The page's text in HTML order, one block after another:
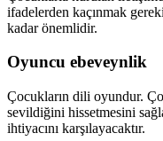
ifadelerden kaçınmak
kadar önemlidir.
Oyuncu ebeveynlik
Çocukların dili oyundur.
sevildiğini hissetmesini
ihtiyacını karşılayacaktır.